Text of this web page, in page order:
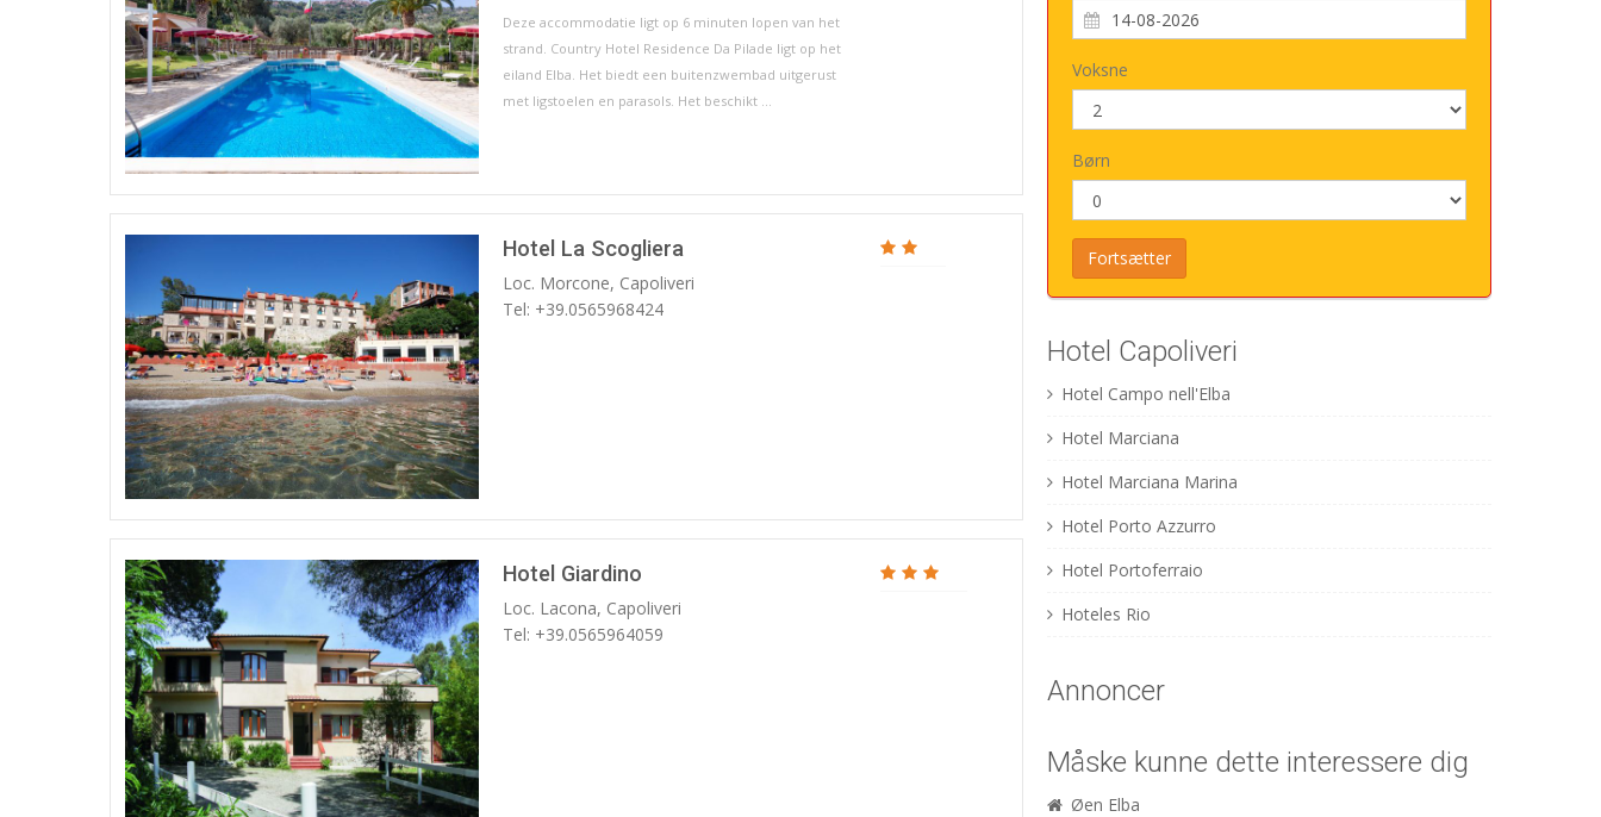
Deze accommodatie ligt op 6 minuten lopen van het
strand. Country Hotel Residence Da Pilade ligt op het
eiland Elba. Het biedt een buitenzwembad uitgerust
met ligstoelen en parasols. Het beschikt ...
Hotel La Scogliera
Loc. Morcone, Capoliveri
Tel: +39.0565968424
Hotel Giardino
Loc. Lacona, Capoliveri
Tel: +39.0565964059
Voksne
Børn
Hotel Capoliveri
Hotel Campo nell'Elba
Hotel Marciana
Hotel Marciana Marina
Hotel Porto Azzurro
Hotel Portoferraio
Hoteles Rio
Annoncer
Måske kunne dette interessere dig
Øen Elba